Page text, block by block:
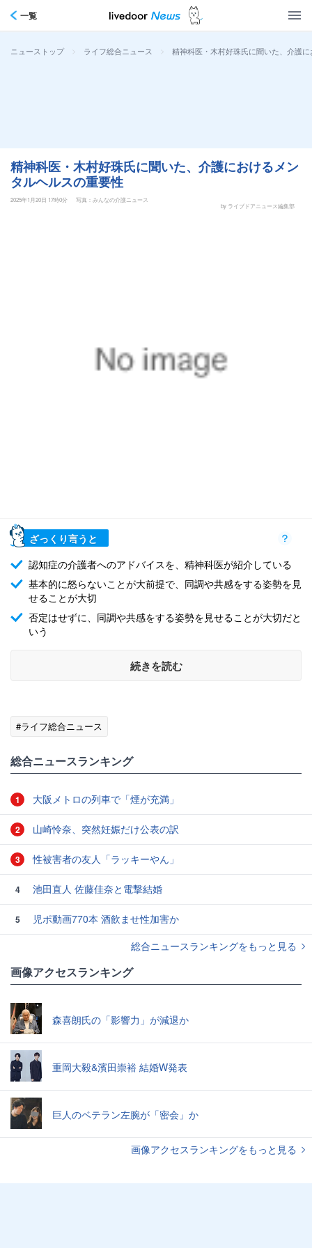
一覧
ニューストップ > ライフ総合ニュース > 精神科医・木村好珠氏に聞いた、介護
精神科医・木村好珠氏に聞いた、介護におけるメン
タルヘルスの重要性
2025年1月20日 17時0分
写真：みんなの介護ニュース
by ライブドアニュース編集部
ざっくり言うと
認知症の介護者へのアドバイスを、精神科医が紹介している
基本的に怒らないことが大前提で、同調や共感をする姿勢を見
せることが大切
否定はせずに、同調や共感をする姿勢を見せることが大切だと
いう
続きを読む
#ライフ総合ニュース
総合ニュースランキング
1 大阪メトロの列車で「煙が充満」
2 山崎怜奈、突然妊娠だけ公表の訳
3 性被害者の友人「ラッキーやん」
4 池田直人 佐藤佳奈と電撃結婚
5
児ポ動画770本 酒飲ませ性加害か
総合ニュースランキングをもっと見る
画像アクセスランキング
森喜朗氏の「影響力」が減退か
重岡大毅&濱田崇裕 結婚W発表
巨人のベテラン左腕が「密会」か
画像アクセスランキングをもっと見る